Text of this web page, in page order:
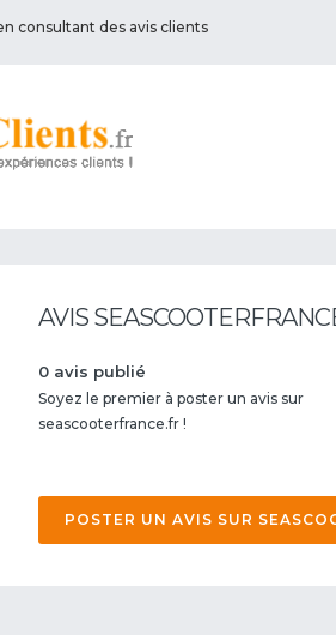
consultant des avis clients
AVIS
0 avis publié
Soyez le premier à poster un avis sur
seascooterfrance.fr !
POSTER UN AVIS SUR